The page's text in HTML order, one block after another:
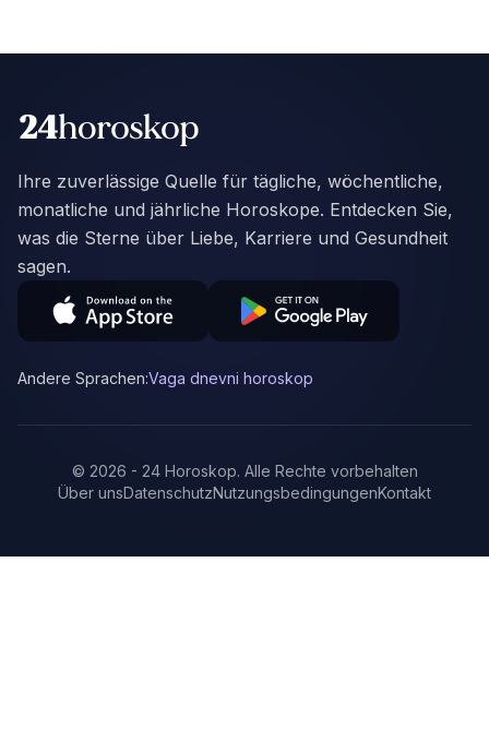
Ihre zuverlässige Quelle für tägliche, wöchentliche,
monatliche und jährliche Horoskope. Entdecken Sie,
was die Sterne über Liebe, Karriere und Gesundheit
sagen.
Andere Sprachen:Vaga dnevni horoskop
© 2026 - 24 Horoskop. Alle Rechte vorbehalten
Über unsDatenschutzNutzungsbedingungenKontakt